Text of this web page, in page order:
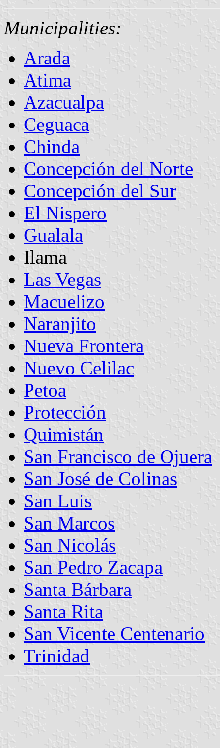
Municipalities:
Arada
Atima
Azacualpa
Ceguaca
Chinda
Concepción del Norte
Concepción del Sur
El Nispero
Gualala
Ilama
Las Vegas
Macuelizo
Naranjito
Nueva Frontera
Nuevo Celilac
Petoa
Protección
Quimistán
San Francisco de Ojuera
San José de Colinas
San Luis
San Marcos
San Nicolás
San Pedro Zacapa
Santa Bárbara
Santa Rita
San Vicente Centenario
Trinidad